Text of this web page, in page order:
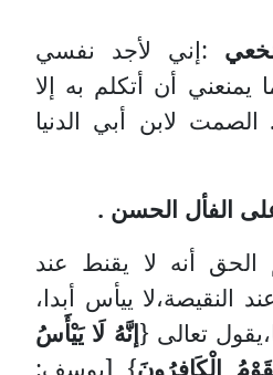
:إني لأجد نفسي
يمنعني أن أتكلم به إلا
الصمت لابن أبي الدنيا
أنه لا يقنط عند
النقيصة،لا ييأس أبدا،
تعالى {إنَّهُ لَا يَيْأَسُ
الْكَافِرُونَ} [يوسف: